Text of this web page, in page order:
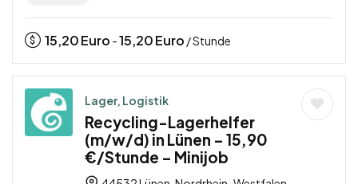
15,20Euro -15,20Euro / Stunde
Lager, Logistik
Recycling-Lagerhelfer
(m/w/d) in Lünen – 15,90
€/Stunde – Minijob